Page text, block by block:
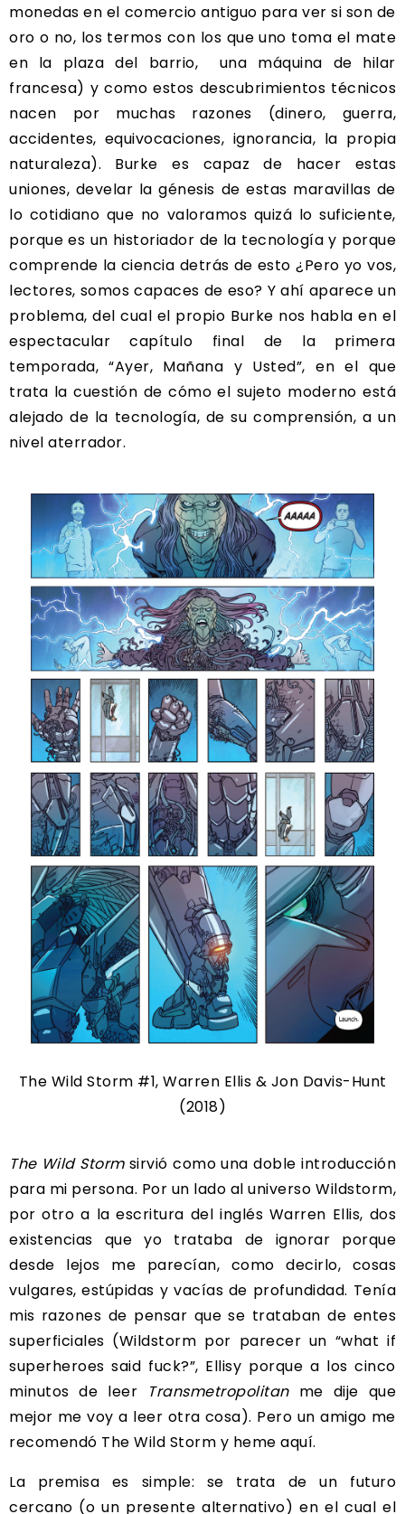
monedas en el comercio antiguo para ver si son de
oro o no, los termos con los que uno toma el mate
en la plaza del barrio, una máquina de hilar
francesa) y como estos descubrimientos técnicos
nacen por muchas razones (dinero, guerra,
accidentes, equivocaciones, ignorancia, la propia
naturaleza). Burke es capaz de hacer estas
uniones, develar la génesis de estas maravillas de
lo cotidiano que no valoramos quizá lo suficiente,
porque es un historiador de la tecnología y porque
comprende la ciencia detrás de esto ¿Pero yo vos,
lectores, somos capaces de eso? Y ahí aparece un
problema, del cual el propio Burke nos habla en el
espectacular capítulo final de la primera
temporada, “Ayer, Mañana y Usted”, en el que
trata la cuestión de cómo el sujeto moderno está
alejado de la tecnología, de su comprensión, a un
nivel aterrador.
The Wild Storm #1, Warren Ellis & Jon Davis-Hunt
(2018)
The Wild Stormsirvió como una doble introducción
para mi persona. Por un lado al universo Wildstorm,
por otro a la escritura del inglés Warren Ellis, dos
existencias que yo trataba de ignorar porque
desde lejos me parecían, como decirlo, cosas
vulgares, estúpidas y vacías de profundidad. Tenía
mis razones de pensar que se trataban de entes
superficiales (Wildstorm por parecer un “what if
superheroes said fuck?”, Ellisy porque a los cinco
minutos de leer
Transmetropolitanme dije que
mejor me voy a leer otra cosa). Pero un amigo me
recomendó The Wild Storm y heme aquí.
La premisa es simple: se trata de un futuro
cercano (o un presente alternativo) en el cual el